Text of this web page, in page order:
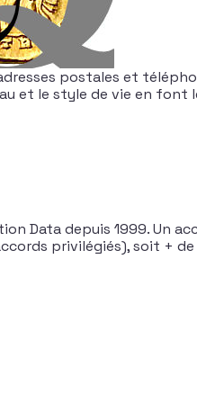
postales et
et le style de vie en font
Data depuis 1999. Un
privilégiés), soit + de